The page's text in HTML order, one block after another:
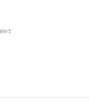
к
нет